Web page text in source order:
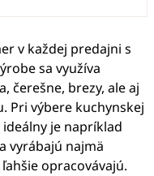
v každej predajni s
sa využíva
čerešne, brezy, ale aj
Pri výbere kuchynskej
ideálny je napríklad
vyrábajú najmä
opracovávajú.